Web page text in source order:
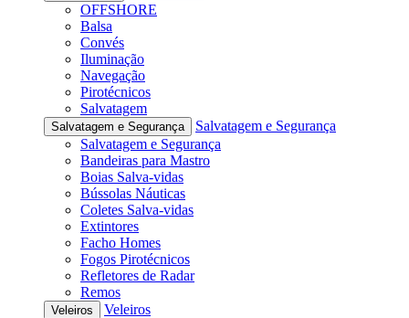
OFFSHORE
Balsa
Convés
Iluminação
Navegação
Pirotécnicos
Salvatagem
Salvatagem e Segurança
Salvatagem e Segurança
Salvatagem e Segurança
Bandeiras para Mastro
Boias Salva-vidas
Bússolas Náuticas
Coletes Salva-vidas
Extintores
Facho Homes
Fogos Pirotécnicos
Refletores de Radar
Remos
Veleiros
Veleiros